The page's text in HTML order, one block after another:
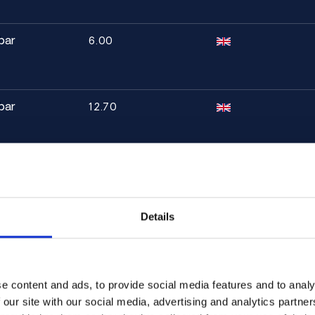
Details
content and ads, to provide social media features and to
site with our social media, advertising and analytics
muy altas
6.00
12.70
20.00
25.40